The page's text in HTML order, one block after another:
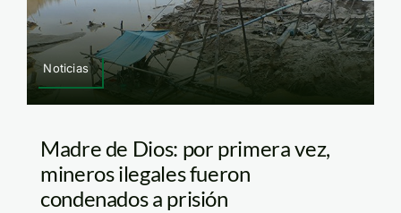
Noticias
Madre de Dios: por primera vez,
mineros ilegales fueron
condenados a prisión